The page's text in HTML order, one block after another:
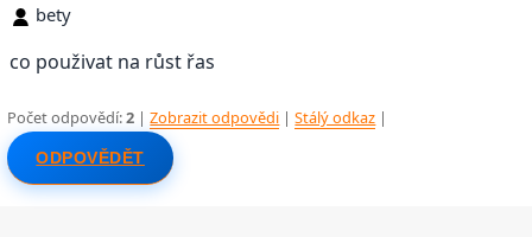
bety
co použivat na růst řas
Počet odpovědí:2 |Zobrazit odpovědi |Stálý odkaz |
ODPOVĚDĚT